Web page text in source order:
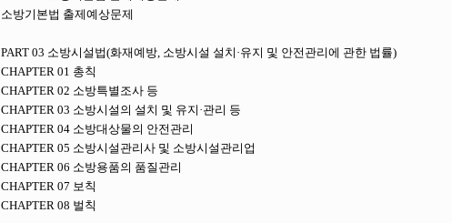
소방기본법 출제예상문제
PART 03 소방시설법(화재예방, 소방시설 설치·유지 및 안전관리에 관한 법률)
CHAPTER 01 총칙
CHAPTER 02 소방특별조사 등
CHAPTER 03 소방시설의 설치 및 유지·관리 등
CHAPTER 04 소방대상물의 안전관리
CHAPTER 05 소방시설관리사 및 소방시설관리업
CHAPTER 06 소방용품의 품질관리
CHAPTER 07 보칙
CHAPTER 08 벌칙